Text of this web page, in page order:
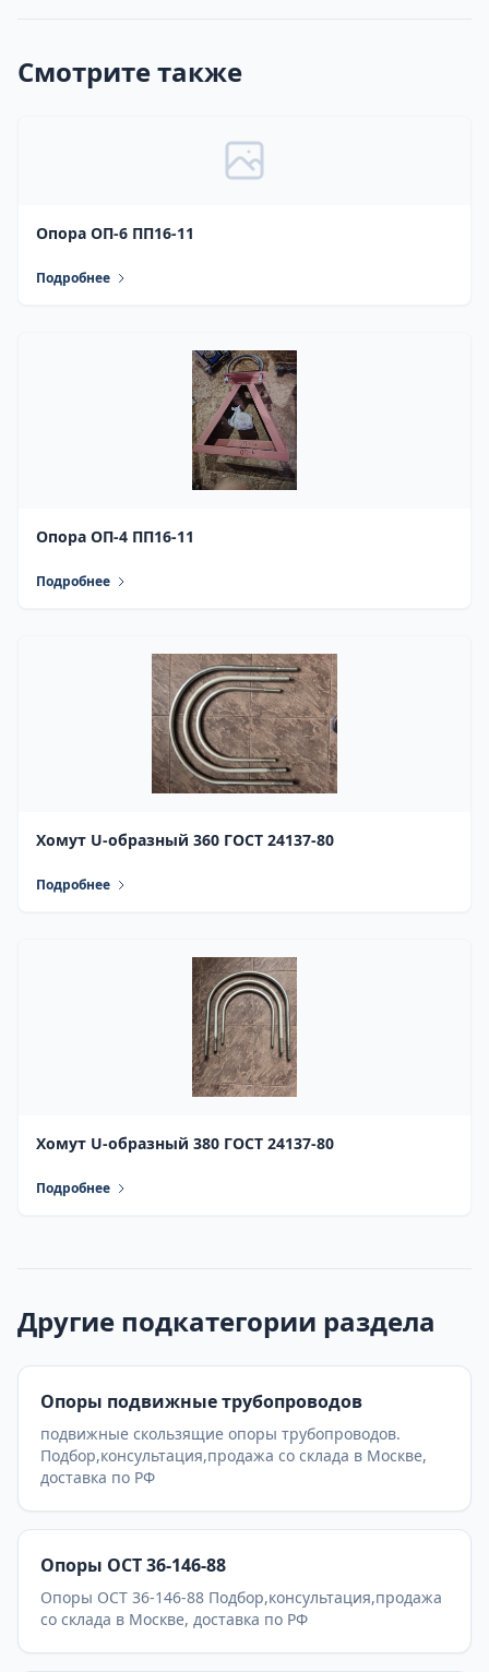
Смотрите также
Опора ОП-6 ПП16-11
Подробнее
Опора ОП-4 ПП16-11
Подробнее
Хомут U-образный 360 ГОСТ 24137-80
Подробнее
Хомут U-образный 380 ГОСТ 24137-80
Подробнее
Другие подкатегории раздела
Опоры подвижные трубопроводов
подвижные скользящие опоры трубопроводов.
Подбор,консультация,продажа со склада в Москве,
доставка по РФ
Опоры ОСТ 36-146-88
Опоры ОСТ 36-146-88 Подбор,консультация,продажа
со склада в Москве, доставка по РФ